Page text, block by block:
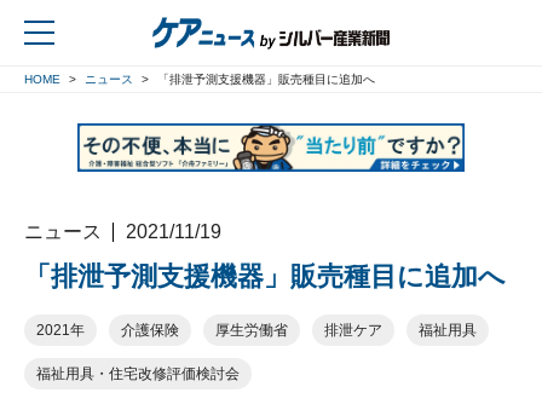
HOME ニュース 「排泄予測支援機器」販売種目に追加へ
ニュース 2021/11/19
「排泄予測支援機器」販売種目に追加へ
2021年 介護保険 厚生労働省 排泄ケア 福祉用具
福祉用具・住宅改修評価検討会